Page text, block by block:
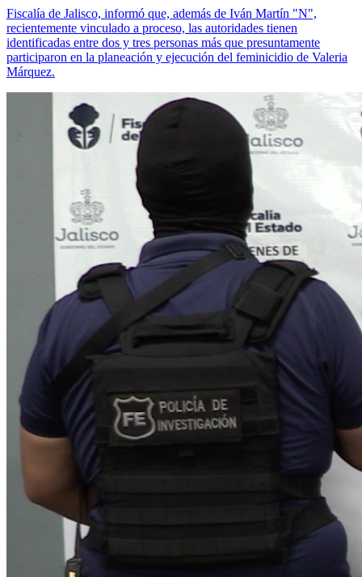
Fiscalía de Jalisco, informó que, además de Iván Martín "N",
recientemente vinculado a proceso, las autoridades tienen
identificadas entre dos y tres personas más que presuntamente
participaron en la planeación y ejecución del feminicidio de Valeria
Márquez.